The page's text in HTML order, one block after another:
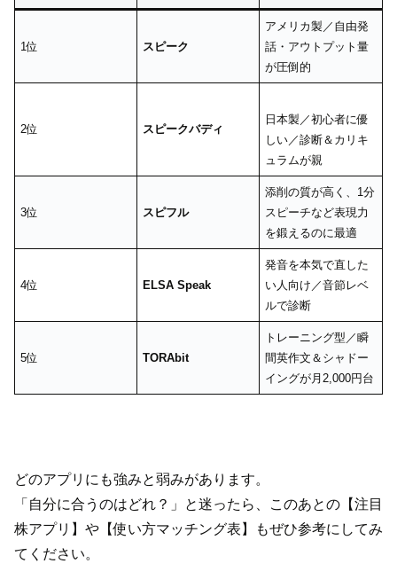
1位 スピーク
アメリカ製／自由発
話・アウトプット量
が圧倒的
2位 スピークバディ
日本製／初心者に優
しい／診断＆カリキ
ュラムが親
3位 スピフル
添削の質が高く、1分
スピーチなど表現力
を鍛えるのに最適
4位 ELSA Speak
発音を本気で直した
い人向け／音節レベ
ルで診断
5位 TORAbit
トレーニング型／瞬
間英作文＆シャドー
イングが月2,000円台
どのアプリにも強みと弱みがあります。
「自分に合うのはどれ？」と迷ったら、このあとの【注目
株アプリ】や【使い方マッチング表】もぜひ参考にしてみ
てください。